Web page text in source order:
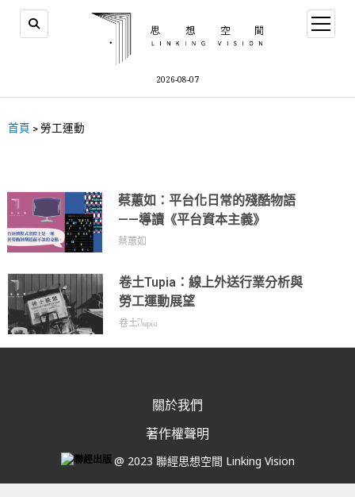
2026-08-07
首頁 >勞工運動
蔡蕙如：平台化日常的殘酷物語
——導讀《平台資本主義》
蔡蕙如
卷土Tupia：線上外送行業分析與
勞工運動展望
卷土Tupia
關於我們
著作權聲明
@ 2023 聯經思想空間 Linking Vision